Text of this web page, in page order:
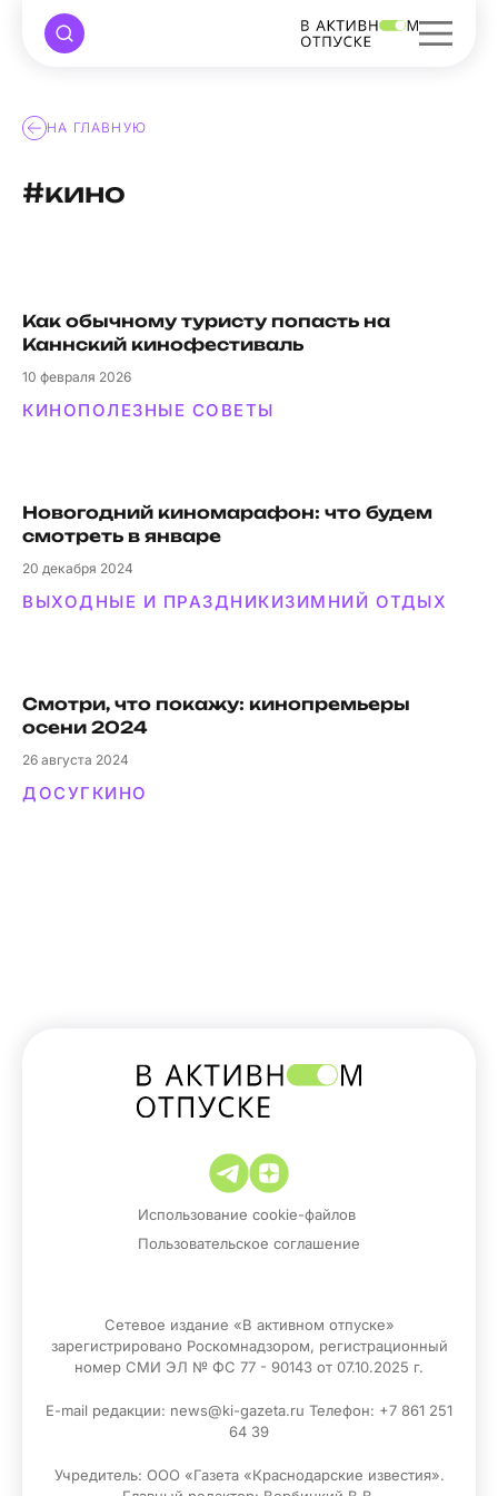
НА ГЛАВНУЮ
#кино
Как обычному туристу попасть на
Каннский кинофестиваль
10 февраля 2026
КИНОПОЛЕЗНЫЕ СОВЕТЫ
Новогодний киномарафон: что будем
смотреть в январе
20 декабря 2024
ВЫХОДНЫЕ И ПРАЗДНИКИЗИМНИЙ ОТДЫХ
Смотри, что покажу: кинопремьеры
осени 2024
26 августа 2024
ДОСУГ КИНО
Использование cookie-файлов
Пользовательское соглашение
Сетевое издание «В активном отпуске»
зарегистрировано Роскомнадзором, регистрационный
номер СМИ ЭЛ № ФС 77 - 90143 от 07.10.2025 г.
E-mail редакции: news@ki-gazeta.ru Телефон: +7 861 251
64 39
Учредитель: ООО «Газета «Краснодарские известия».